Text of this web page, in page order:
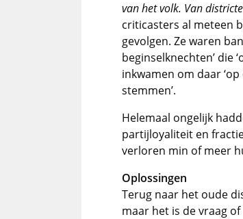
van het volk. Van
criticasters al meteen
gevolgen. Ze waren
beginselknechten’ die
inkwamen om daar
stemmen’.
Helemaal ongelijk
partijloyaliteit en
verloren min of meer
Oplossingen
Terug naar het oude
maar het is de vraag